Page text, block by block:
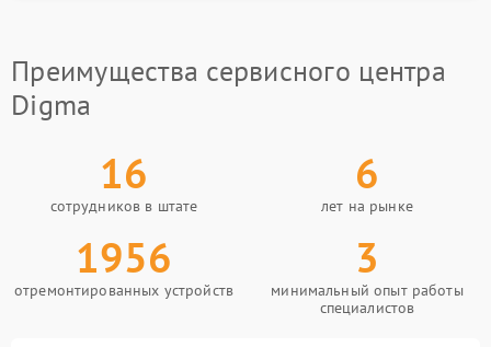
специализированного оборудования;
тестирование работы устройства после
завершения всех процедур;
гарантией.
Все этапы контролируются и фиксируются.
Гарантийные обязательства оформляются на месте.
подхода.
Свяжитесь с нами
Преимущества сервисного центра
Digma
16
сотрудников в штате
6
лет на рынке
1956
отремонтированных устройств
3
минимальный опыт работы
специалистов